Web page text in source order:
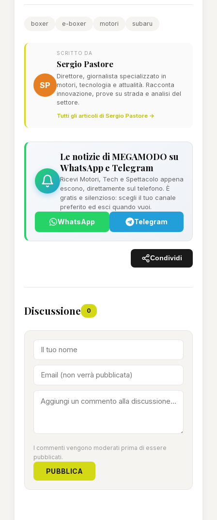
boxer e-boxer motori subaru
SP
SCRITTO DA
Sergio Pastore
Direttore, giornalista specializzato in
motori, tecnologia e attualità. Racconta
innovazione, prove su strada e analisi del
settore.
Tutti gli articoli di Sergio Pastore →
Le notizie di MEGAMODO su
WhatsApp e Telegram
Ricevi Motori, Tech e Spettacolo appena
escono, direttamente sul telefono. È
gratis e silenzioso: scegli il tuo canale
preferito ed esci quando vuoi.
WhatsApp Telegram
Condividi
Discussione 0
I commenti vengono moderati prima di essere
pubblicati.
PUBBLICA